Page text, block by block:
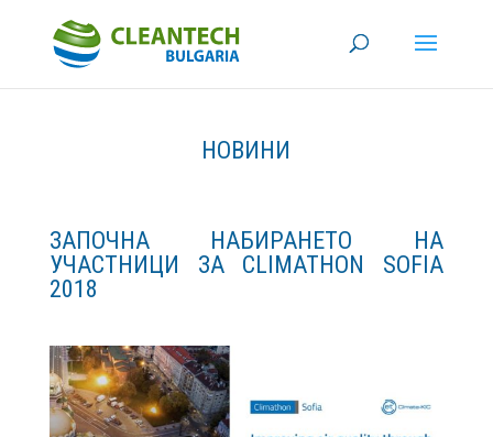
НОВИНИ
ЗАПОЧНА НАБИРАНЕТО НА
УЧАСТНИЦИ ЗА CLIMATHON SOFIA
2018